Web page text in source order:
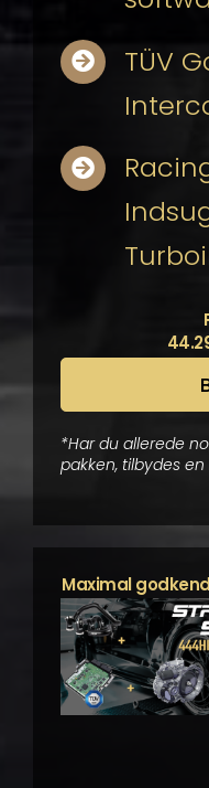
TÜV
*Har du allerede
pakken, tilbydes
Maximal